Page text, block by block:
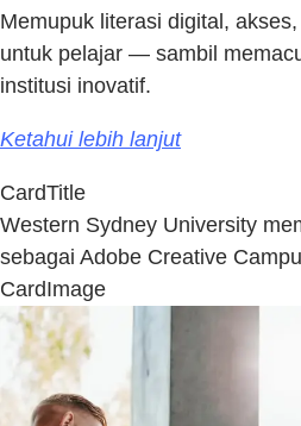
Memupuk literasi digital,
untuk pelajar — sambil
institusi inovatif.
Ketahui lebih lanjut
CardTitle
Western Sydney University
sebagai Adobe Creative
CardImage